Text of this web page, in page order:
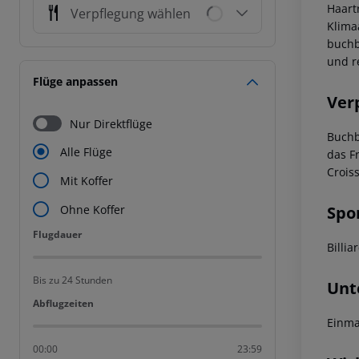
Verpflegung wählen
Flüge anpassen
Nur Direktflüge
Alle Flüge
Mit Koffer
Ohne Koffer
Flugdauer
Flugdauer
Bis zu 24 Stunden
Abflugzeiten
Abflugzeiten
00:00 23:59
und
das